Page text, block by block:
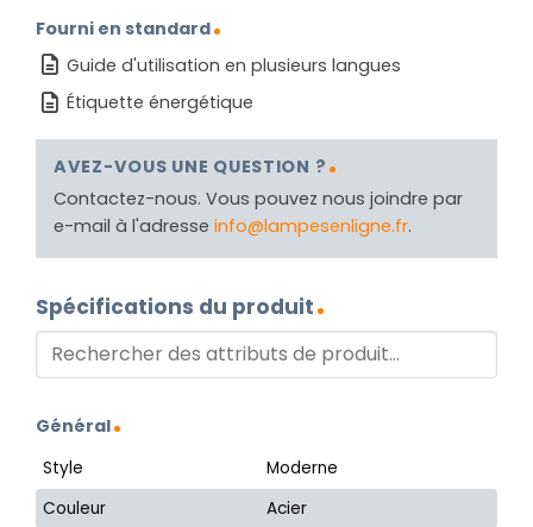
Fourni en standard
Guide d'utilisation en plusieurs langues
Étiquette énergétique
AVEZ-VOUS UNE QUESTION ?
Contactez-nous. Vous pouvez nous joindre par
e-mail à l'adresse info@lampesenligne.fr.
Spécifications du produit
Général
Style
Moderne
Couleur
Acier